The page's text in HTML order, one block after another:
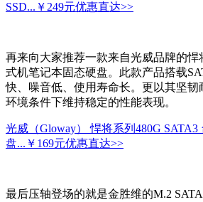
SSD... ￥249元优惠直达>>
再来向大家推荐一款来自光威品牌的悍
式机笔记本固态硬盘。此款产品搭载
快、噪音低、使用寿命长。更以其坚韧
环境条件下维持稳定的性能表现。
光威（Gloway） 悍将系列480G
盘... ￥169元优惠直达>>
最后压轴登场的就是金胜维的M.2